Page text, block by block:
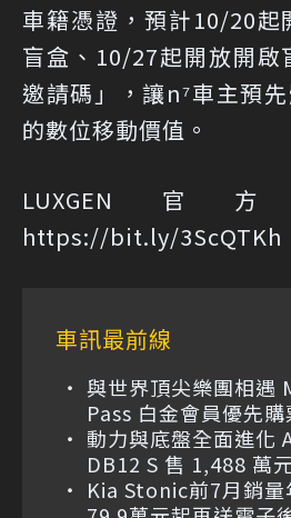
車籍憑證，預計10/20起
盲盒、10/27起開放開啟
邀請碼」，讓n⁷車主預
的數位移動價值。
LUXGEN官
https://bit.ly/3ScQTKh
車訊最前線
與世界頂尖樂團相遇
Pass 白金會員優先
動力與底盤全面進
DB12 S 售 1,488 萬
Kia Stonic前7月銷